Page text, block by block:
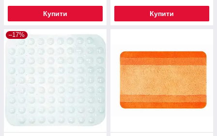
Купити Купити
–17%